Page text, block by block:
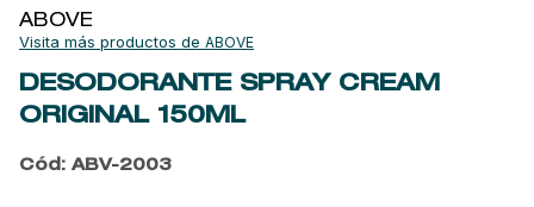
ABOVE
ABOVE
DESODORANTE SPRAY CREAM
ORIGINAL 150ML
Cód: ABV-2003
5.
flowerbomb
6.
woods of windsor
7.
kool beauty serum